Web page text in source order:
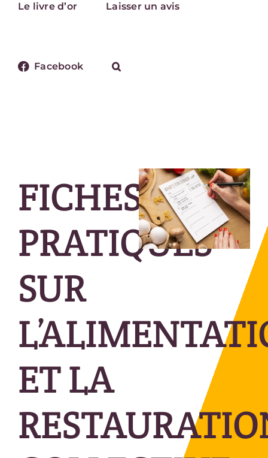
Le livre d’or Laisser un avis
Facebook
FICHES
PRATIQUES
SUR
ET LA